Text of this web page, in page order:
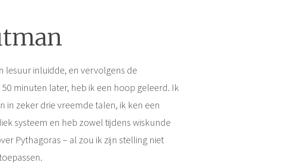
lesuur inluidde, en vervolgens de
minuten later, heb ik een hoop geleerd. Ik
in zeker drie vreemde talen, ik ken een
systeem en heb zowel tijdens wiskunde
Pythagoras – al zou ik zijn stelling niet